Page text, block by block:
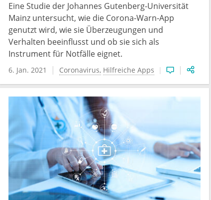
Eine Studie der Johannes Gutenberg-Universität
Mainz untersucht, wie die Corona-Warn-App
genutzt wird, wie sie Überzeugungen und
Verhalten beeinflusst und ob sie sich als
Instrument für Notfälle eignet.
6. Jan. 2021 Coronavirus Hilfreiche Apps